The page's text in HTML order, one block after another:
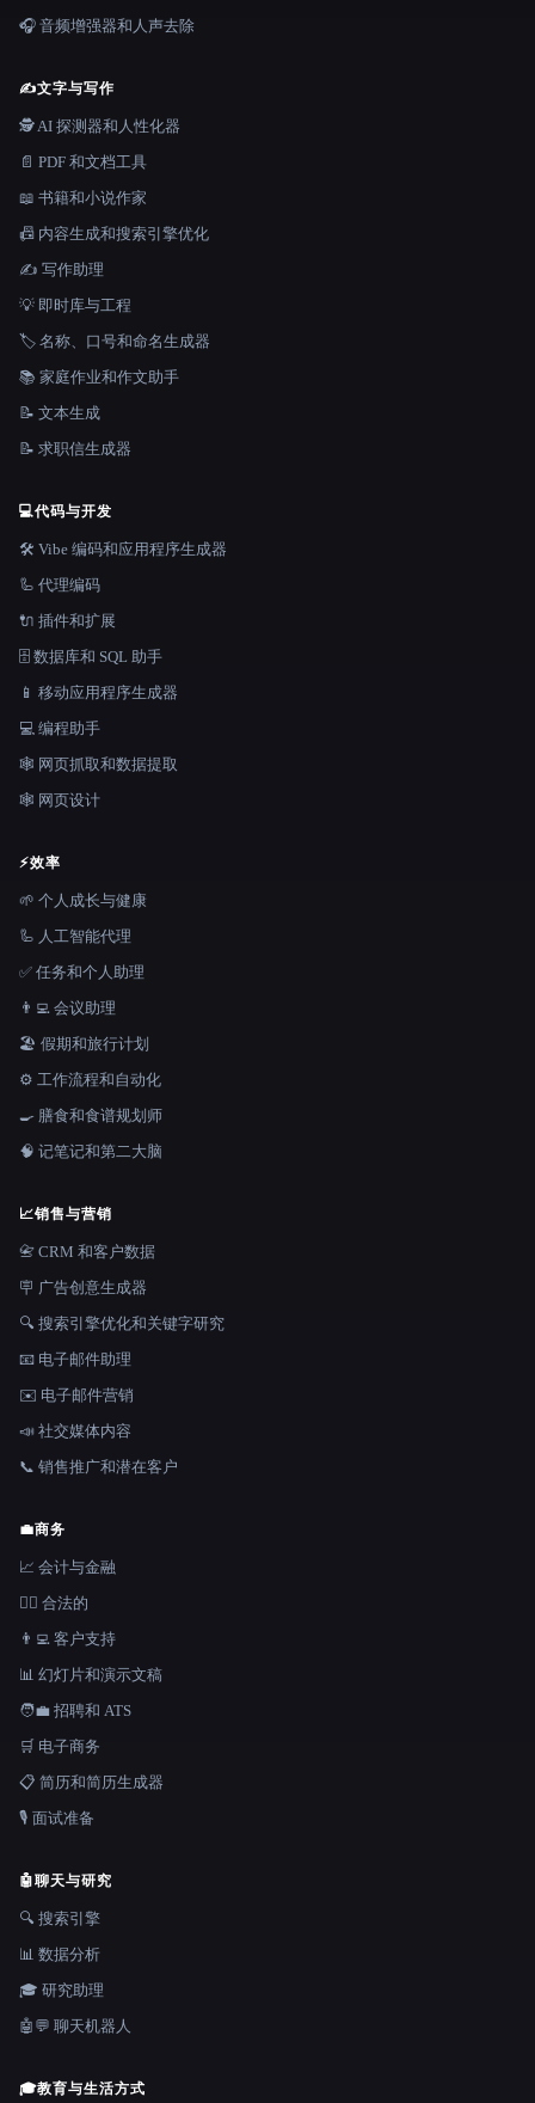
🎧 音频增强器和人声去除
✍️文字与写作
🕵️ AI 探测器和人性化器
📄 PDF 和文档工具
📖 书籍和小说作家
📠 内容生成和搜索引擎优化
✍️ 写作助理
💡 即时库与工程
🏷️ 名称、口号和命名生成器
📚 家庭作业和作文助手
📝 文本生成
📝 求职信生成器
💻代码与开发
🛠️ Vibe 编码和应用程序生成器
🦾 代理编码
🔌 插件和扩展
🗄️ 数据库和 SQL 助手
📱 移动应用程序生成器
💻 编程助手
🕸️ 网页抓取和数据提取
🕸 网页设计
⚡效率
🌱 个人成长与健康
🦾 人工智能代理
✅ 任务和个人助理
👨‍💻 会议助理
🏖 假期和旅行计划
⚙️ 工作流程和自动化
🍳 膳食和食谱规划师
🧠 记笔记和第二大脑
📈销售与营销
📇 CRM 和客户数据
🪧 广告创意生成器
🔍 搜索引擎优化和关键字研究
📧 电子邮件助理
✉️ 电子邮件营销
📣 社交媒体内容
📞 销售推广和潜在客户
💼商务
📈 会计与金融
👩‍⚖️ 合法的
👨‍💻 客户支持
📊 幻灯片和演示文稿
🧑‍💼 招聘和 ATS
🛒 电子商务
📋 简历和简历生成器
🎙️ 面试准备
🤖聊天与研究
🔍 搜索引擎
📊 数据分析
🎓 研究助理
🤖💬 聊天机器人
🎓教育与生活方式